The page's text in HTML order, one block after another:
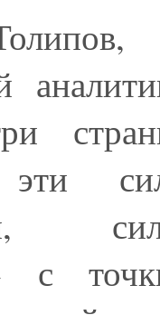
эти
с